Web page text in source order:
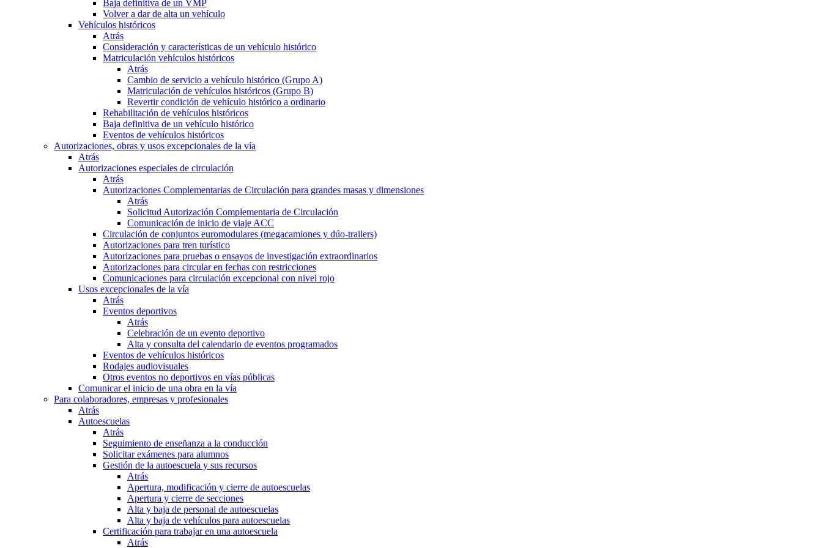
Baja definitiva de un VMP
Volver a dar de alta un vehículo
Vehículos históricos
Atrás
Consideración y características de un vehículo histórico
Matriculación vehículos históricos
Atrás
Cambio de servicio a vehículo histórico (Grupo A)
Matriculación de vehículos históricos (Grupo B)
Revertir condición de vehículo histórico a ordinario
Rehabilitación de vehículos históricos
Baja definitiva de un vehículo histórico
Eventos de vehículos históricos
Autorizaciones, obras y usos excepcionales de la vía
Atrás
Autorizaciones especiales de circulación
Atrás
Autorizaciones Complementarias de Circulación para grandes masas y dimensiones
Atrás
Solicitud Autorización Complementaria de Circulación
Comunicación de inicio de viaje ACC
Circulación de conjuntos euromodulares (megacamiones y dúo-trailers)
Autorizaciones para tren turístico
Autorizaciones para pruebas o ensayos de investigación extraordinarios
Autorizaciones para circular en fechas con restricciones
Comunicaciones para circulación excepcional con nivel rojo
Usos excepcionales de la vía
Atrás
Eventos deportivos
Atrás
Celebración de un evento deportivo
Alta y consulta del calendario de eventos programados
Eventos de vehículos históricos
Rodajes audiovisuales
Otros eventos no deportivos en vías públicas
Comunicar el inicio de una obra en la vía
Para colaboradores, empresas y profesionales
Atrás
Autoescuelas
Atrás
Seguimiento de enseñanza a la conducción
Solicitar exámenes para alumnos
Gestión de la autoescuela y sus recursos
Atrás
Apertura, modificación y cierre de autoescuelas
Apertura y cierre de secciones
Alta y baja de personal de autoescuelas
Alta y baja de vehículos para autoescuelas
Certificación para trabajar en una autoescuela
Atrás